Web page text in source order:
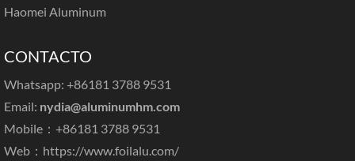
Haomei Aluminum
CONTACTO
Whatsapp: +86181 3788 9531
Email: nydia@aluminumhm.com
Mobile：+86181 3788 9531
Web： https://www.foilalu.com/